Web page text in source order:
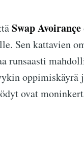
Swap Avoirançe
Sen kattavien
runsaasti
ovat